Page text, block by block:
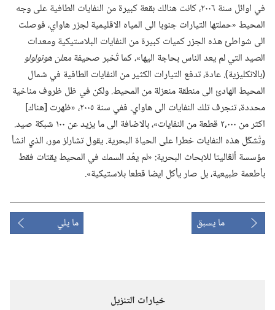
في اوائل سنة ٢٠٠٦،‏ كانت هنالك بقعة كبيرة من النفايات الطافية على وجه
المحيط «حملتها التيارات جنوبا الى المياه الاقليمية لجزر هاواي،‏ فوصلت
الى شواطئ هذه الجزر كميات كبيرة من النفايات البلاستيكية ومعدات
الصيد التي لم يعد الناس بحاجة اليها»،‏ كما تُخبر صحيفةمعلن هونولولو
‏(‏بالانكليزية)‏.‏ عادة،‏ تدفع التيارات الكثير من النفايات الطافية في شمال
المحيط الهادئ الى منطقة منعزلة من المحيط.‏ ولكن في ظل ظروف مناخية
محددة،‏ تنجرف تلك النفايات الى هاواي.‏ ففي سنة ٢٠٠٥،‏ «ظهرت [هناك]
اكثر من ٠٠٠‏,٢ قطعة من النفايات»،‏ بالاضافة الى ما يزيد عن ١٠٠ شبكة صيد.‏
وتُشكّل هذه النفايات خطرا على الحياة البحرية.‏ يقول تشارلز مور،‏ الذي انشأ
مؤسسة ألڠاليتا للابحاث البحرية:‏ «لم يعُد السمك في المحيط يقتات فقط
بأطعمة طبيعية،‏ بل صار يأكل ايضا قطعا بلاستيكية».‏
ما يسبق ما يلي
خيارات التنزيل